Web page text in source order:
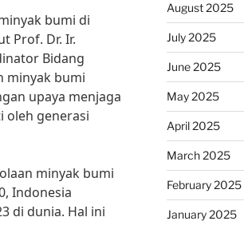
bumi di
Prof. Dr. Ir.
Bidang
minyak bumi
upaya menjaga
oleh generasi
minyak bumi
Indonesia
di dunia. Hal ini
August 2025
July 2025
June 2025
May 2025
April 2025
March 2025
February 2025
January 2025